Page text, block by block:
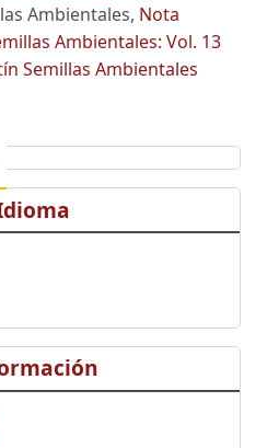
Ambientales, Nota
Ambientales: Vol. 13
Semillas Ambientales